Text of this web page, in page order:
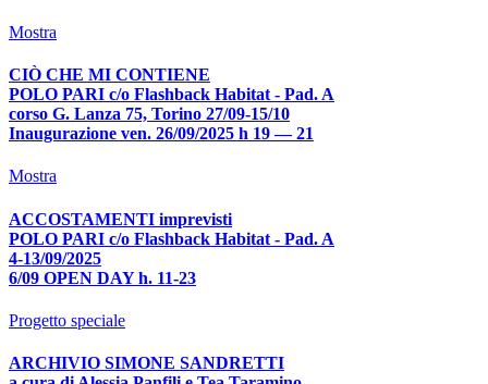
Mostra
CIÒ CHE MI CONTIENE
POLO PARI c/o Flashback Habitat - Pad. A
corso G. Lanza 75, Torino 27/09-15/10
Inaugurazione ven. 26/09/2025 h 19 — 21
Mostra
ACCOSTAMENTI imprevisti
POLO PARI c/o Flashback Habitat - Pad. A
4-13/09/2025
6/09 OPEN DAY h. 11-23
Progetto speciale
ARCHIVIO SIMONE SANDRETTI